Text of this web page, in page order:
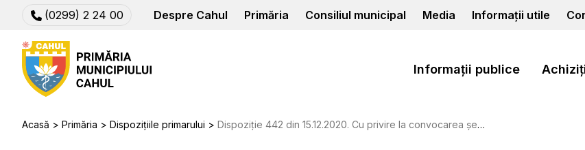
(0299) 2 24 00 Despre Cahul Primăria Consiliul municipal Media Informații utile
Informații publice
Acasă Primăria Dispozițiile primarului Dispoziție 442 din 15.12.2020. Cu privire la convocarea şedinţei extraordinare a Consiliului municipal Cahul